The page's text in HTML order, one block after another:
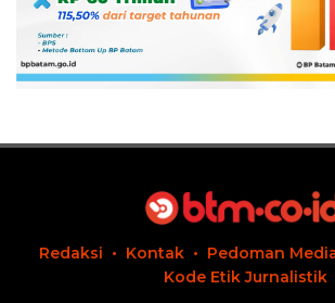
Redaksi Kontak Pedoman
Kode Etik Jurnalistik